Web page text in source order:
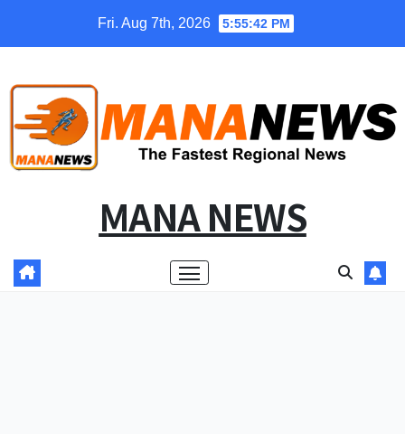
Fri. Aug 7th, 2026 5:55:43 PM
MANA NEWS